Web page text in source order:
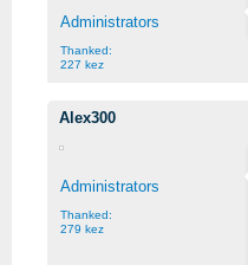
Administrators
Thanked:
227 kez
Alex300
Administrators
Thanked:
279 kez